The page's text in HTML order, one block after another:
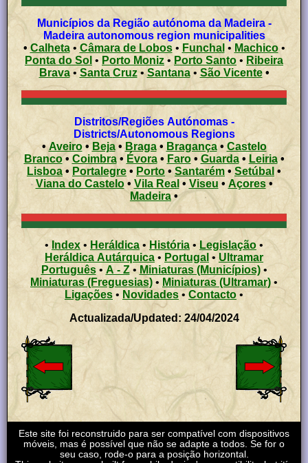
Municípios da Região autónoma da Madeira -
Madeira autonomous region municipalities
• Calheta• Câmara de Lobos• Funchal • Machico•
Ponta do Sol • Porto Moniz •Porto Santo • Ribeira
Brava• Santa Cruz•Santana• São Vicente •
Distritos/Regiões Autónomas -
Districts/Autonomous Regions
•Aveiro• Beja• Braga• Bragança•Castelo
Branco• Coimbra• Évora• Faro• Guarda• Leiria•
Lisboa • Portalegre • Porto •Santarém • Setúbal •
Viana do Castelo• Vila Real • Viseu •Açores •
Madeira •
•Index • Heráldica • História • Legislação •
Heráldica Autárquica • Portugal • Ultramar
Português• A - Z• Miniaturas (Municípios)•
Miniaturas (Freguesias) • Miniaturas (Ultramar) •
Ligações • Novidades• Contacto •
Actualizada/Updated: 24/04/2024
Este site foi reconstruido para ser compatível com dispositivos
móveis, mas é possível que não se adapte a todos. Se for o
seu caso, rode-o para a posição horizontal.